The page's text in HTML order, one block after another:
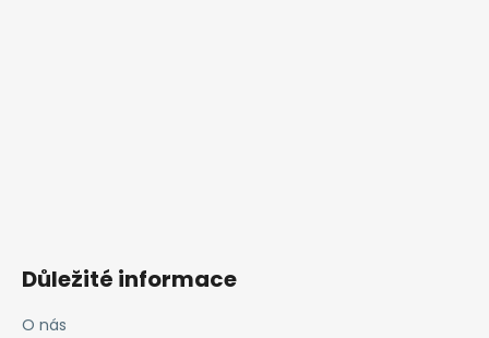
Důležité informace
O nás